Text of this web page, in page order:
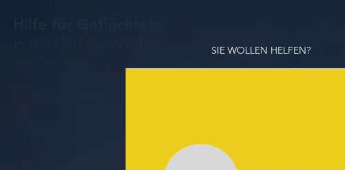
SIE WOLLEN HELFEN?